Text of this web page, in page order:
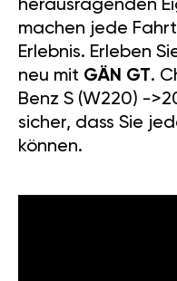
herausragenden
machen jede
Erlebnis. Erleben
neu mit GÄN GT.
Benz S (W220) -
sicher, dass Sie
können.